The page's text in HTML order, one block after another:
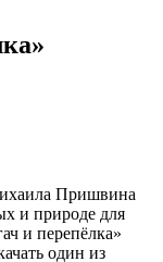
Пришвина
и природе для
и перепёлка»
один из